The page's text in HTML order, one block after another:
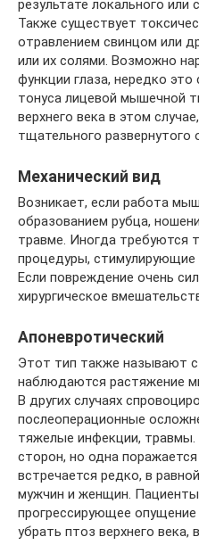
результате локального
Также существует
отравлением свинцом или
или их солями. Возможно
функции глаза, нередко
тонуса лицевой мышечной
верхнего века в этом
тщательного развернутого
Механический вид
Возникает, если работа
образованием рубца,
травме. Иногда требуются
процедуры, стимулирующие
Если повреждение очень
хирургическое
Апоневротический
Этот тип также называют
наблюдаются растяжение
В других случаях
послеоперационные
тяжелые инфекции, травмы.
сторон, но одна
встречается редко, в
мужчин и женщин.
прогрессирующее
убрать птоз верхнего века,